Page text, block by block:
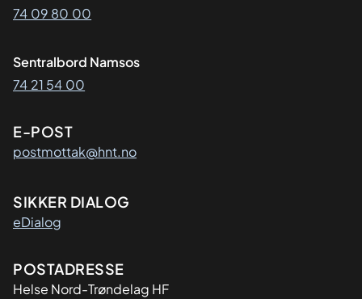
74 09 80 00
Sentralbord Namsos
74 21 54 00
E-POST
postmottak@hnt.no
SIKKER DIALOG
eDialog
Adresse
POSTADRESSE
Helse Nord-Trøndelag HF